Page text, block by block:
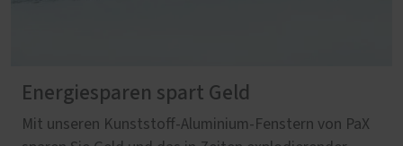
Energiesparen spart Geld
Mit unseren Kunststoff-Aluminium-Fenstern von PaX